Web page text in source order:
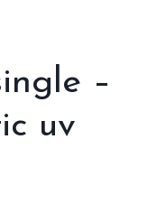
–
uv